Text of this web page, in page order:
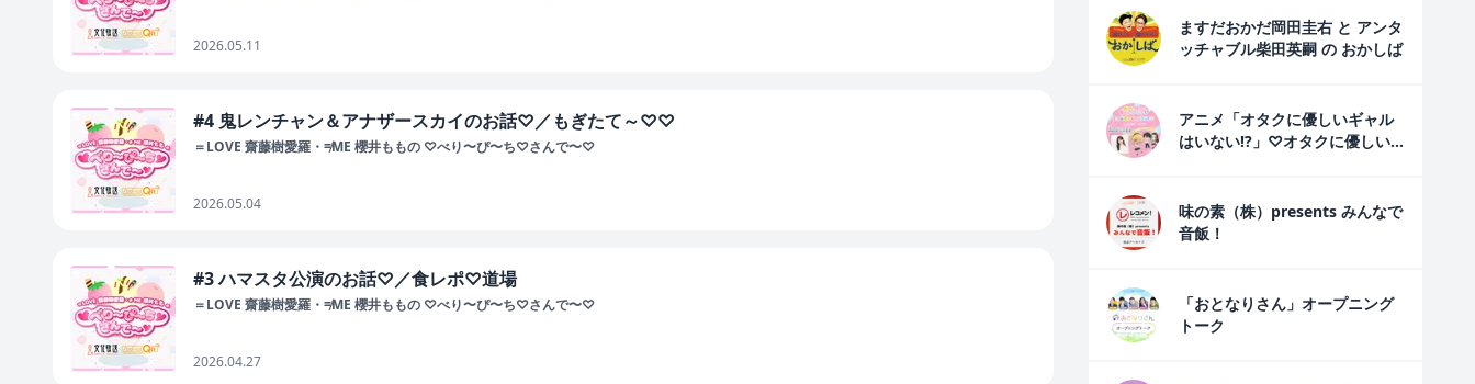
2026.05.11
#4 鬼レンチャン＆アナザースカイのお話♡／もぎたて～♡♡
＝LOVE 齋藤樹愛羅・≠ME 櫻井ももの ♡べり〜ぴ〜ち♡さんで〜♡
2026.05.04
#3 ハマスタ公演のお話♡／食レポ♡道場
＝LOVE 齋藤樹愛羅・≠ME 櫻井ももの ♡べり〜ぴ〜ち♡さんで〜♡
2026.04.27
ますだおかだ岡田圭右 と アンタ
ッチャブル柴田英嗣 の おかしば
アニメ「オタクに優しいギャル
はいない!?」♡オタクに優しい
味の素（株）presents みんなで
音飯！
「おとなりさん」オープニング
トーク